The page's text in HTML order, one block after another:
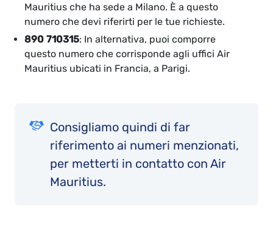
Mauritius che ha sede a Milano. È a questo
numero che devi riferirti per le tue richieste.
890 710315: In alternativa, puoi comporre
questo numero che corrisponde agli uffici Air
Mauritius ubicati in Francia, a Parigi.
Consigliamo quindi di far
riferimento ai numeri menzionati,
per metterti in contatto con Air
Mauritius.